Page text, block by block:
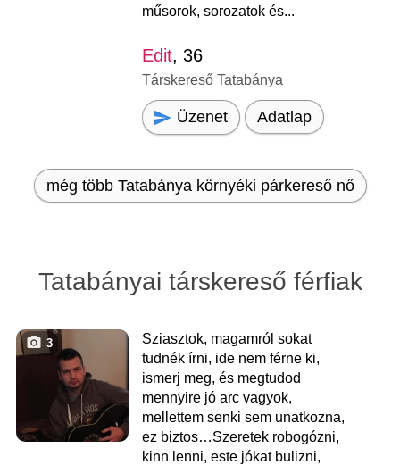
műsorok, sorozatok és...
Edit, 36
Társkereső Tatabánya
Üzenet Adatlap
még több Tatabánya környéki párkereső nő
Tatabányai társkereső férfiak
3
Sziasztok, magamról sokat
tudnék írni, ide nem férne ki,
ismerj meg, és megtudod
mennyire jó arc vagyok,
mellettem senki sem unatkozna,
ez biztos…Szeretek robogózni,
kinn lenni, este jókat bulizni,